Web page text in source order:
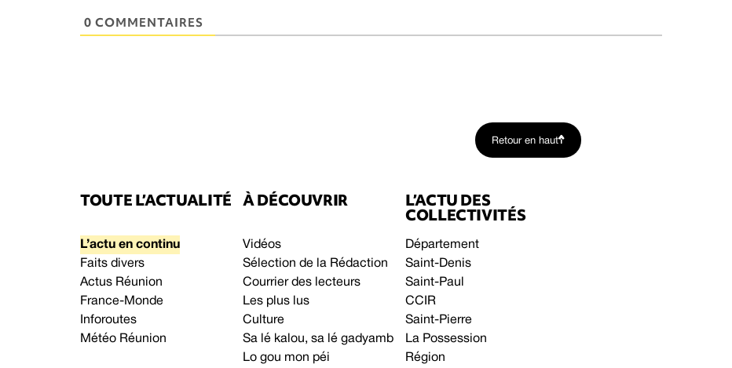
0 COMMENTAIRES
Retour en haut
TOUTE L’ACTUALITÉ
L’actu en continu
Faits divers
Actus Réunion
France-Monde
Inforoutes
Météo Réunion
À DÉCOUVRIR
Vidéos
Sélection de la Rédaction
Courrier des lecteurs
Les plus lus
Culture
Sa lé kalou, sa lé gadyamb
Lo gou mon péi
L’ACTU DES
COLLECTIVITÉS
Département
Saint-Denis
Saint-Paul
CCIR
Saint-Pierre
La Possession
Région